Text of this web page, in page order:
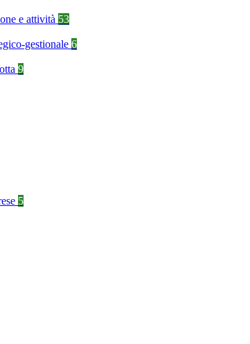
e attività 53
gestionale 6
9
5